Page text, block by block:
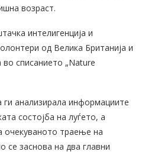
возраст.
интелигенција и
од Велика Британија и
во списанието „Nature
ги анализирала информациите
состојба на луѓето, а
очекуваното траење на
се заснова на два главни